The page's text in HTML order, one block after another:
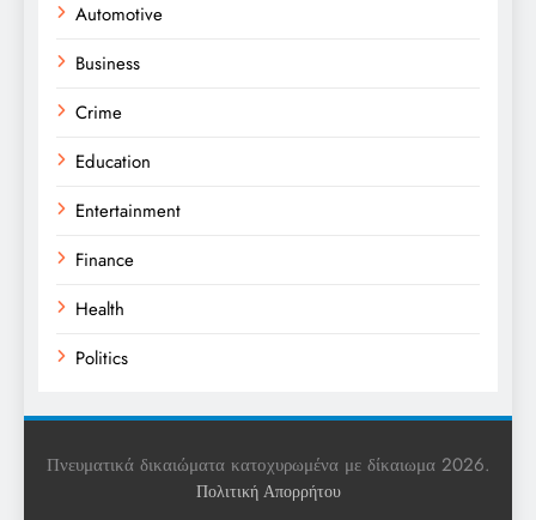
Automotive
Business
Crime
Education
Entertainment
Finance
Health
Politics
Science
Πνευματικά δικαιώματα κατοχυρωμένα με δίκαιωμα 2026.
Πολιτική Απορρήτου